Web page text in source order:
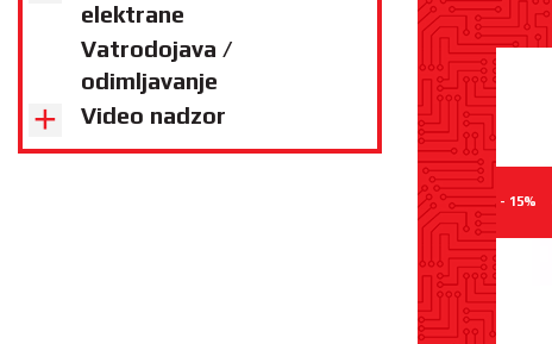
elektrane
Vatrodojava /
odimljavanje
Video nadzor
- 15%